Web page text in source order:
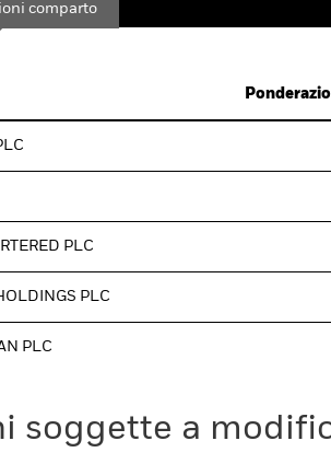
comparto
PLC
PLC
PLC
soggette a